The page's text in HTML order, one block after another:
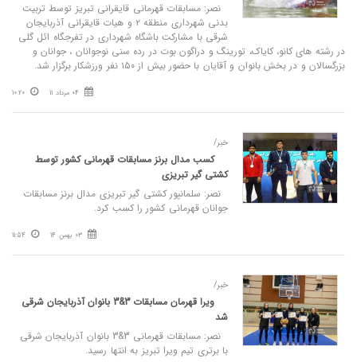
نصر: مسابقات قهرمانی قایقرانی تبریز توسط تربیت
بدنی شهرداری منطقه ۲ و هیات قایقرانی آذربایجان
شرقی با مشارکت باشگاه شهرداری در تفرجگاه ائل گلی
در رشته های کانو، کایاک، تورینگ و دراگون بوت در رده سنی نوجوانان ، جوانان و
بزرگسالان و در بخش بانوان و آقایان با حضور بیش از ۱۵۰ نفر ورزشکار برگزار شد.
04 مرداد 11 10:20
خبر/
کسب مدال برنز مسابقات قهرمانی کشور توسط
کشتی گیر تبریزی
نصر: سلمانپور کشتی گیر تبریزی مدال برنز مسابقات
جوانان قهرمانی کشور را کسب کرد.
03 بهمن 14 11:54
خبر/
ویرا قهرمان مسابقات 3&3 بانوان آذربایجان شرقی
شد
نصر: مسابقات قهرمانی 3&3 بانوان آذربایجان شرقی
با برتری تیم ویرا تبریز به انتها رسید.